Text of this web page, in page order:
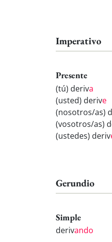
Imperativo
Presente
(tú) deriva
(usted) derive
(nosotros/as)
(vosotros/as)
(ustedes) deriv
Gerundio
Simple
derivando